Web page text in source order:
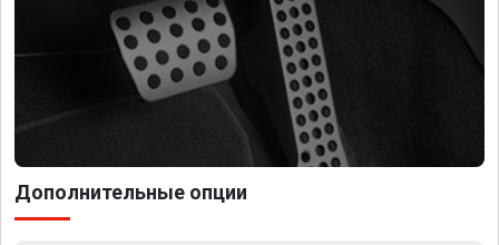
Дополнительные опции